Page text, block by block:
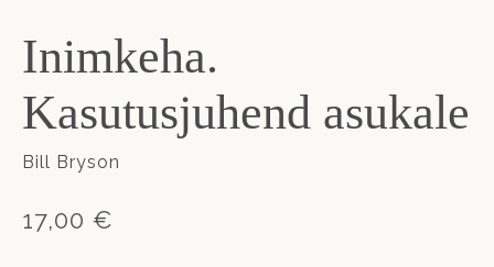
Inimkeha.
Kasutusjuhend asukale
Bill Bryson
17,00 €